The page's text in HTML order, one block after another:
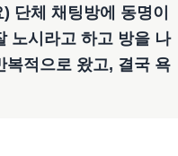
단체 채팅방에 동명이
노시라고 하고 방을 나
복적으로 왔고, 결국 욕